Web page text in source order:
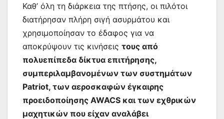
Καθ’ όλη τη διάρκεια της πτήσης, οι πιλότοι
διατήρησαν πλήρη σιγή ασυρμάτου και
χρησιμοποίησαν το έδαφος για να
αποκρύψουν τις κινήσεις τους από
πολυεπίπεδα δίκτυα επιτήρησης,
συμπεριλαμβανομένων των συστημάτων
Patriot, των αεροσκαφών έγκαιρης
προειδοποίησης AWACS και των εχθρικών
μαχητικών που είχαν αναλάβει